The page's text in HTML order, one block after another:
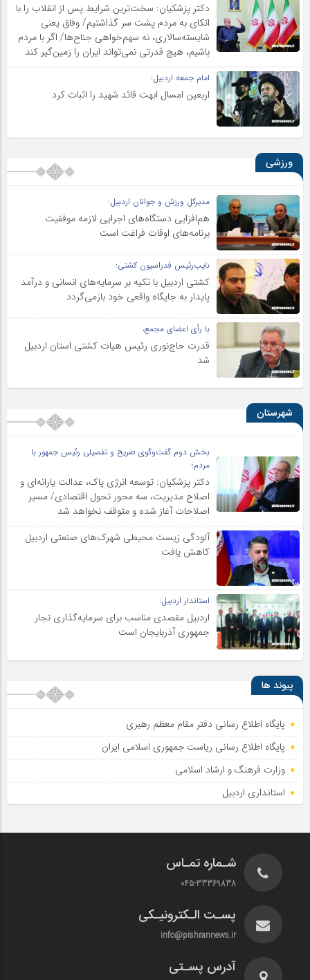
دکتر پزشکیان: سخت‌ترین شرایط پس از انقلاب را با
اتکای به مردم پشت سر گذاشتیم/ وفاق یعنی
شایسته‌سالاری، نه سهم‌خواهی جناح‌ها/ اگر با مردم
باشیم، هیچ قدرتی نمی‌تواند ایران را زمین‌گیر کند
امام جمعه اردبیل:
اربعین امسال ابهت قائد شهید را اثبات کرد
ورزشی
مدیرکل ورزش و جوانان اردبیل:
هم‌افزایی دستگاه‌های اجرایی لازمه موفقیت
برنامه‌های اوقات فراغت است
نایب‌رئیس فدراسیون کشتی:
کشتی اردبیل با تکیه بر سرمایه‌های انسانی و درآمد
پایدار به جایگاه واقعی خود بازمی‌گردد
با رأی اعضای مجمع،
قدرت حاج‌نوری رئیس هیات کشتی استان اردبیل
شد
شهرستان
بخش دوم گفت‌وگوی صریح و تفصیلی رئیس جمهور با
مردم؛
دکتر پزشکیان: توسعه انرژی پاک، عدالت یارانه‌ای و
اصلاح مدیریت، سه محور تحول اقتصادی/ مسیر
اصلاحات آغاز شده و متوقف نخواهد شد
آلودگی زیست محیطی شهرک‌های صنعتی اردبیل
کاهش یافت
استاندار اردبیل:
اردبیل مقصدی مناسب برای سرمایه‌گذاری تجار
جمهوری آذربایجان است
پیوند ها
پایگاه اطلاع رسانی دفتر مقام معظم رهبری
پایگاه اطلاع‌ رسانی ریاست‌ جمهوری اسلامی ایران
وزارت فرهنگ و ارشاد اسلامی
استانداری اردبیل
شـماره تمـاس
045-33369838
پسـت الـکترونیـکی
info@pishrannews.ir
آدرس پسـتی